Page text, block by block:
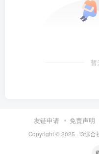
暂
友链申请 免责声明
Copyright © 2025 · i3综合